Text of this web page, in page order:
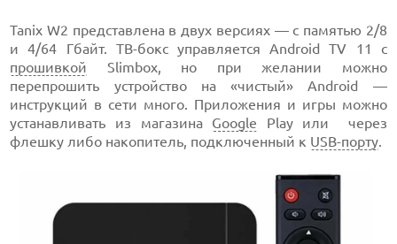
Tanix W2 представлена в двух версиях — с памятью 2/8
и 4/64 Гбайт. ТВ-бокс управляется Android TV 11 с
прошивкой Slimbox, но при желании можно
перепрошить устройство на «чистый» Android —
инструкций в сети много. Приложения и игры можно
устанавливать из магазина Google Play или через
флешку либо накопитель, подключенный к USB-порту.